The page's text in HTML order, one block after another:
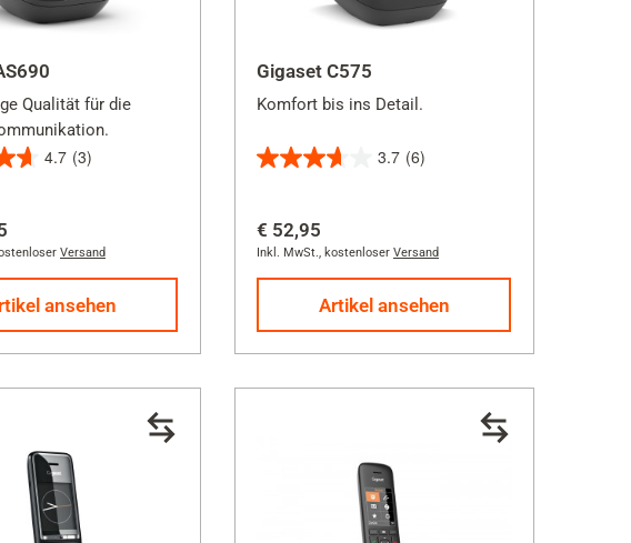
Qualität für die
4.7 (3)
Versand
ansehen
Gigaset C575
Komfort bis ins Detail.
3.7 (6)
3.7
5
Sternen.
€ 52,95
Inkl. MwSt., kostenloser Versand
Artikel ansehen